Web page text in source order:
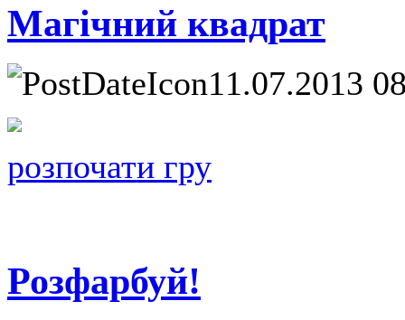
Магічний квадрат
11.07.2013
розпочати гру
Розфарбуй!